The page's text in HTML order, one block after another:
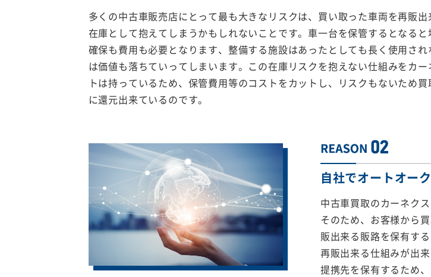
多くの中古車販売店にとって最も大きなリスクは、買い取った車両を再販出
在庫として抱えてしまうかもしれないことです。車一台を保管するとなると
確保も費用も必要となります、整備する施設はあったとしても長く使用され
は価値も落ちていってしまいます。この在庫リスクを抱えない仕組みをカー
トは持っているため、保管費用等のコストをカットし、リスクもないため買
に還元出来ているのです。
自社でオートオー
中古車買取のカーネク
そのため、お客様から
販出来る販路を保有す
再販出来る仕組みが出
提携先を保有するため